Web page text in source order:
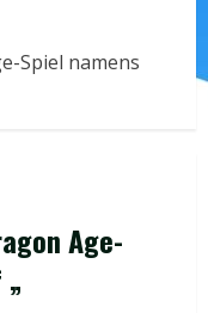
Spiel namens
Age-